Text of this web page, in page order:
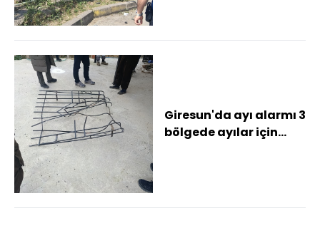
Giresun'da ayı alarmı 3
bölgede ayılar için